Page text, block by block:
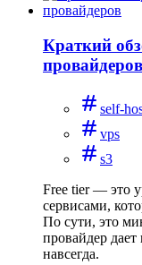
Краткий
провайдеров
self-
vps
s3
Free tier — это
сервисами,
По сути, это
провайдер
навсегда.